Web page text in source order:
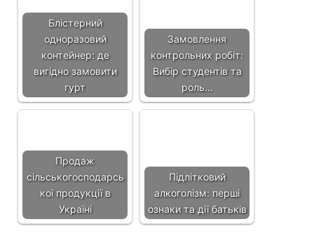
Блістерний
одноразовий
контейнер: де
вигідно замовити
гурт
Замовлення
контрольних робіт:
Вибір студентів та
роль…
Продаж
сільськогосподарсь
кої продукції в
Україні
Підлітковий
алкоголізм: перші
ознаки та дії батьків